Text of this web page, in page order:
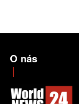
O nás